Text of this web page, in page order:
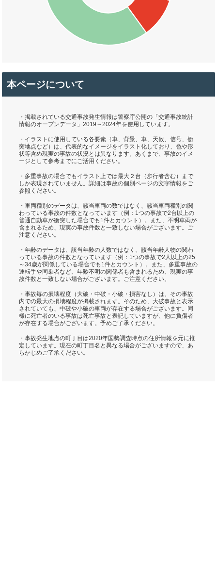
本ページについて
・掲載されている交通事故発生情報は警察庁公開の「交通事故統計
情報のオープンデータ」2019～2024年を使用しています。
・イラストに使用している各要素（車、背景、車、天候、信号、衝
突地点など）は、代表的なイメージをイラスト化しており、色や形
状等含め現実の事故の状況とは異なります。あくまで、事故のイメ
ージとして参考までにご活用ください。
・多重事故の場合でもイラスト上では最大２台（歩行者含む）まで
しか表現されていません。詳細は事故の個別ページの文字情報をご
参照ください。
・車両種別のデータは、該当車両の数ではなく、該当車両種別の関
わっている事故の件数となっています（例：1つの事故で2台以上の
普通自動車が衝突した場合でも1件とカウント）。また、不明車両が
含まれるため、現実の事故件数と一致しない場合がございます。ご
注意ください。
・年齢のデータは、該当年齢の人数ではなく、該当年齢人物の関わ
っている事故の件数となっています（例：1つの事故で2人以上の25
～34歳が関係している場合でも1件とカウント）。また、多重事故の
運転手や同乗者など、年齢不明の関係者も含まれるため、現実の事
故件数と一致しない場合がございます。ご注意ください。
・事故毎の損壊程度（大破・中破・小破・損害なし）は、その事故
内での最大の損壊程度が掲載されます。そのため、大破事故と表示
されていても、中破や小破の車両が存在する場合がございます。同
様に死亡者のいる事故は死亡事故と表記していますが、他に負傷者
が存在する場合がございます。予めご了承ください。
・事故発生地点の町丁目は2020年国勢調査時点の住所情報を元に推
定しています。現在の町丁目名と異なる場合がございますので、あ
らかじめご了承ください。